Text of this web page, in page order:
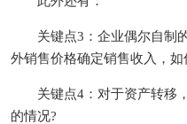
关键点3：企业偶尔自制的
外销售价格确定销售收入，如
关键点4：对于资产转移，
的情况?